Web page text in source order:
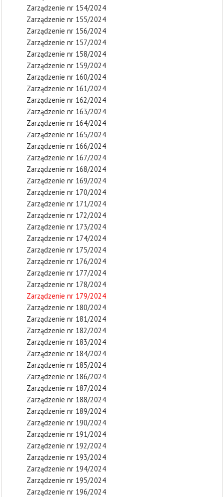
Zarządzenie nr 154/2024
Zarządzenie nr 155/2024
Zarządzenie nr 156/2024
Zarządzenie nr 157/2024
Zarządzenie nr 158/2024
Zarządzenie nr 159/2024
Zarządzenie nr 160/2024
Zarządzenie nr 161/2024
Zarządzenie nr 162/2024
Zarządzenie nr 163/2024
Zarządzenie nr 164/2024
Zarządzenie nr 165/2024
Zarządzenie nr 166/2024
Zarządzenie nr 167/2024
Zarządzenie nr 168/2024
Zarządzenie nr 169/2024
Zarządzenie nr 170/2024
Zarządzenie nr 171/2024
Zarządzenie nr 172/2024
Zarządzenie nr 173/2024
Zarządzenie nr 174/2024
Zarządzenie nr 175/2024
Zarządzenie nr 176/2024
Zarządzenie nr 177/2024
Zarządzenie nr 178/2024
Zarządzenie nr 179/2024
Zarządzenie nr 180/2024
Zarządzenie nr 181/2024
Zarządzenie nr 182/2024
Zarządzenie nr 183/2024
Zarządzenie nr 184/2024
Zarządzenie nr 185/2024
Zarządzenie nr 186/2024
Zarządzenie nr 187/2024
Zarządzenie nr 188/2024
Zarządzenie nr 189/2024
Zarządzenie nr 190/2024
Zarządzenie nr 191/2024
Zarządzenie nr 192/2024
Zarządzenie nr 193/2024
Zarządzenie nr 194/2024
Zarządzenie nr 195/2024
Zarządzenie nr 196/2024